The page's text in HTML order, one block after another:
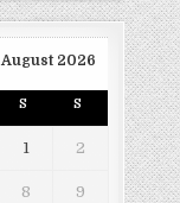
August 2026
S S
1 2
8 9